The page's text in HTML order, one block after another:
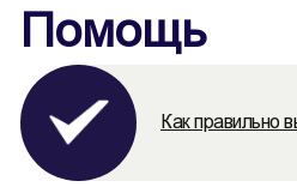
Помощь
Как правильно